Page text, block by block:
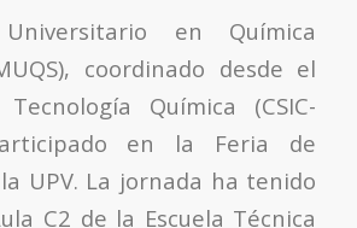
en Química
coordinado desde el
Química (CSIC-
en la Feria de
UPV. La jornada ha tenido
C2 de la Escuela Técnica